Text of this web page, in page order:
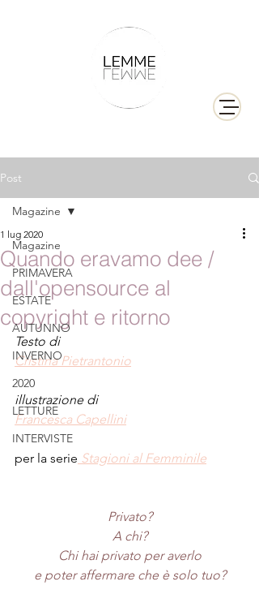
Post
Magazine
PRIMAVERA
ESTATE
AUTUNNO
INVERNO
2020
LETTURE
INTERVISTE
Magazine
Quando eravamo dee /
dall'opensource al
copyright e ritorno
1 lug 2020
Testo di
Cristina Pietrantonio
illustrazione di
Francesca Capellini
per la serie Stagioni al Femminile
Privato?
A chi?
Chi hai privato per averlo
e poter affermare che è solo tuo?